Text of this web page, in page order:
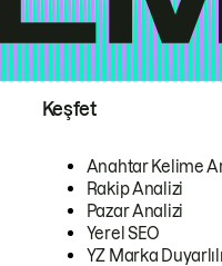
Keşfet
Anahtar Kelime
Rakip Analizi
Pazar Analizi
Yerel SEO
YZ Marka